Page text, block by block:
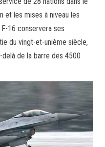
et les mises à niveau les
16 conservera ses
du vingt-et-unième siècle,
de la barre des 4500